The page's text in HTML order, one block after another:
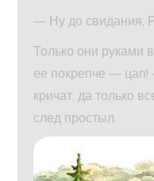
— Ну до свидания,
Только они руками
ее покрепче — цап!
кричат, да только
след простыл.